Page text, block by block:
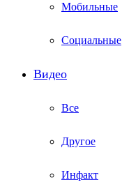
Мобильные
Социальные
Видео
Все
Другое
Инфакт